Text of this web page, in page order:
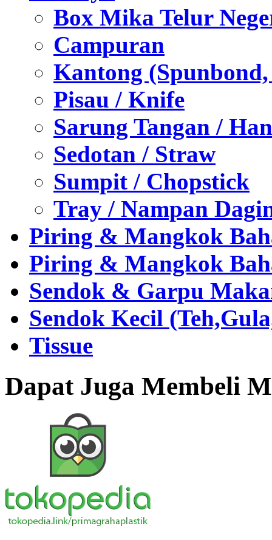
Box Mika Telur
Campuran
Kantong
Pisau / Knife
Sarung Tangan /
Sedotan / Straw
Sumpit / Chopstick
Tray / Nampan
Piring & Mangkok
Piring & Mangkok
Sendok & Garpu
Sendok Kecil
Tissue
Dapat Juga Membeli